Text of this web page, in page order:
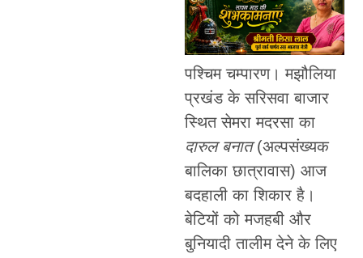
पश्चिम चम्पारण। मझौलिया
प्रखंड के सरिसवा बाजार
स्थित सेमरा मदरसा का
दारुल बनात(अल्पसंख्यक
बालिका छात्रावास) आज
बदहाली का शिकार है।
बेटियों को मजहबी और
बुनियादी तालीम देने के लिए